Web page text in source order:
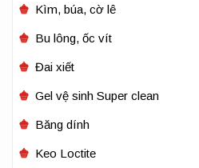
Kìm, búa, cờ lê
Bu lông, ốc vít
Đai xiết
Gel vệ sinh Super clean
Băng dính
Keo Loctite